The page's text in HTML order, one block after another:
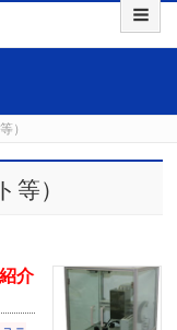
）
等）
介